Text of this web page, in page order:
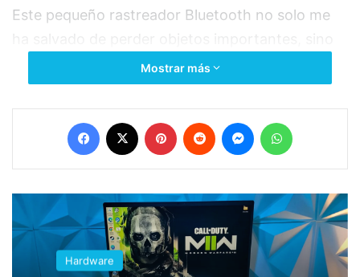
acceso a cientos de juegos.
Carga rápida y tiempos de espera mínimos.
No tiene lector de discos.
Menor almacenamiento (512GB), aunque se
¿Para quién la recomiendo?
Si estás comenzando en el mundo del gaming o
buscas una consola secundaria económica, esta